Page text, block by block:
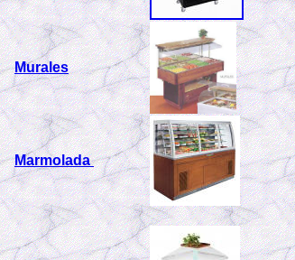
Murales
Marmolada